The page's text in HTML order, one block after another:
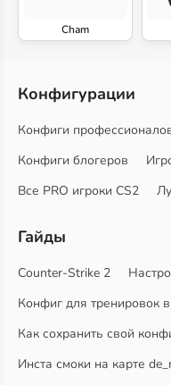
Cham
Конфигурации
Конфиги
Конфиги блогеров
Все PRO игроки CS2
Гайды
Counter-Strike 2
Конфиг для тренировок
Как сохранить свой
Инста смоки на карте